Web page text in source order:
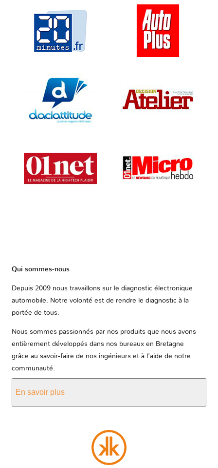
Qui sommes-nous
Depuis 2009 nous travaillons sur le diagnostic électronique
automobile. Notre volonté est de rendre le diagnostic à la
portée de tous.
Nous sommes passionnés par nos produits que nous avons
entièrement développés dans nos bureaux en Bretagne
grâce au savoir-faire de nos ingénieurs et à l'aide de notre
communauté.
En savoir plus